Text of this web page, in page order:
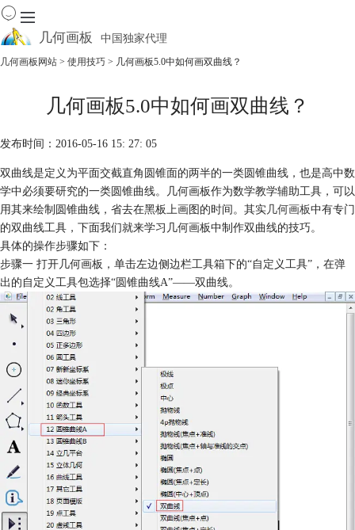
几何画板 中国独家代理
资源中心
软件商城
几何画板网站 > 使用技巧 > 几何画板5.0中如何画双曲线？
几何画板5.0中如何画双曲线？
发布时间：2016-05-16 15: 27: 05
双曲线是定义为平面交截直角圆锥面的两半的一类圆锥曲线，也是高中数
学中必须要研究的一类圆锥曲线。几何画板作为数学教学辅助工具，可以
用其来绘制圆锥曲线，省去在黑板上画图的时间。其实几何画板中有专门
的双曲线工具，下面我们就来学习几何画板中制作双曲线的技巧。
具体的操作步骤如下：
步骤一 打开几何画板，单击左边侧边栏工具箱下的“自定义工具”，在弹
出的自定义工具包选择“圆锥曲线A”——双曲线。